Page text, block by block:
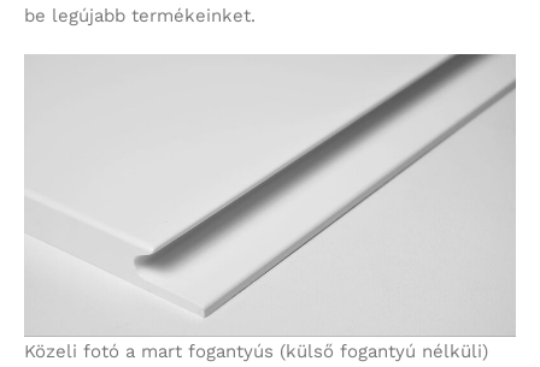
be legújabb termékeinket.
Közeli fotó a mart fogantyús (külső fogantyú nélküli)